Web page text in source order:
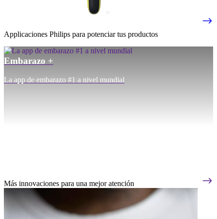
Applicaciones Philips para potenciar tus productos
Embarazo +
La app de embarazo #1 a nivel mundial
Más innovaciones para una mejor atención